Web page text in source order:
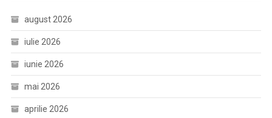
august 2026
iulie 2026
iunie 2026
mai 2026
aprilie 2026